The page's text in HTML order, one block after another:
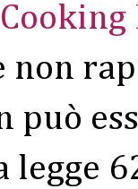
Cooking
non
può
legge